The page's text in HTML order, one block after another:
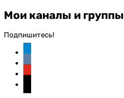
Мои каналы и группы
Подпишитесь!